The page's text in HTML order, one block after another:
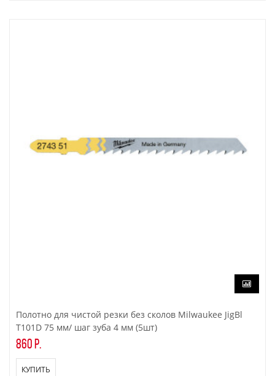
Полотно для чистой резки без сколов Milwaukee JigBl
T101D 75 мм/ шаг зуба 4 мм (5шт)
860 р.
КУПИТЬ